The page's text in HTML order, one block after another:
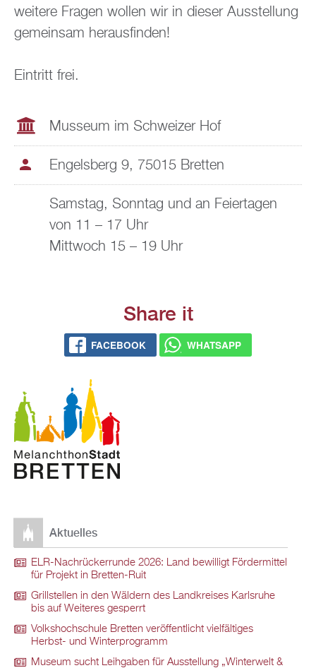
wei­te­re Fra­gen wol­len wir in die­ser Aus­stel­lung
ge­mein­sam her­aus­fin­den!
Ein­tritt frei.
Mus­se­um im Schwei­zer Hof
En­gels­berg 9, 75015 Brett­en
Sams­tag, Sonn­tag und an Fei­er­ta­gen
von 11 – 17 Uhr
Mitt­woch 15 – 19 Uhr
Share it
FACE­BOOK WHATS­APP
Ak­tu­el­les
ELR-Nach­rü­ck­er­run­de 2026: Land be­wil­ligt För­der­mit­tel
für Pro­jekt in Brett­en-Ruit
Grill­stel­len in den Wäl­dern des Land­krei­ses Karls­ru­he
bis auf Wei­te­res ge­sperrt
Volks­hoch­schu­le Brett­en ver­öf­fent­licht viel­fäl­ti­ges
Herbst- und Win­ter­pro­gramm
Mu­se­um sucht Leih­ga­ben für Aus­stel­lung „Win­ter­welt &